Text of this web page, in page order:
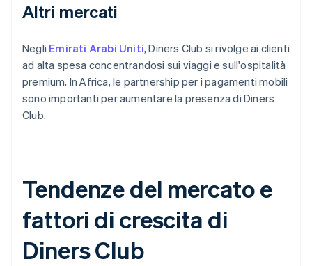
Altri mercati
Negli Emirati Arabi Uniti, Diners Club si rivolge ai clienti
ad alta spesa concentrandosi sui viaggi e sull'ospitalità
premium. In Africa, le partnership per i pagamenti mobili
sono importanti per aumentare la presenza di Diners
Club.
Tendenze del mercato e
fattori di crescita di
Diners Club